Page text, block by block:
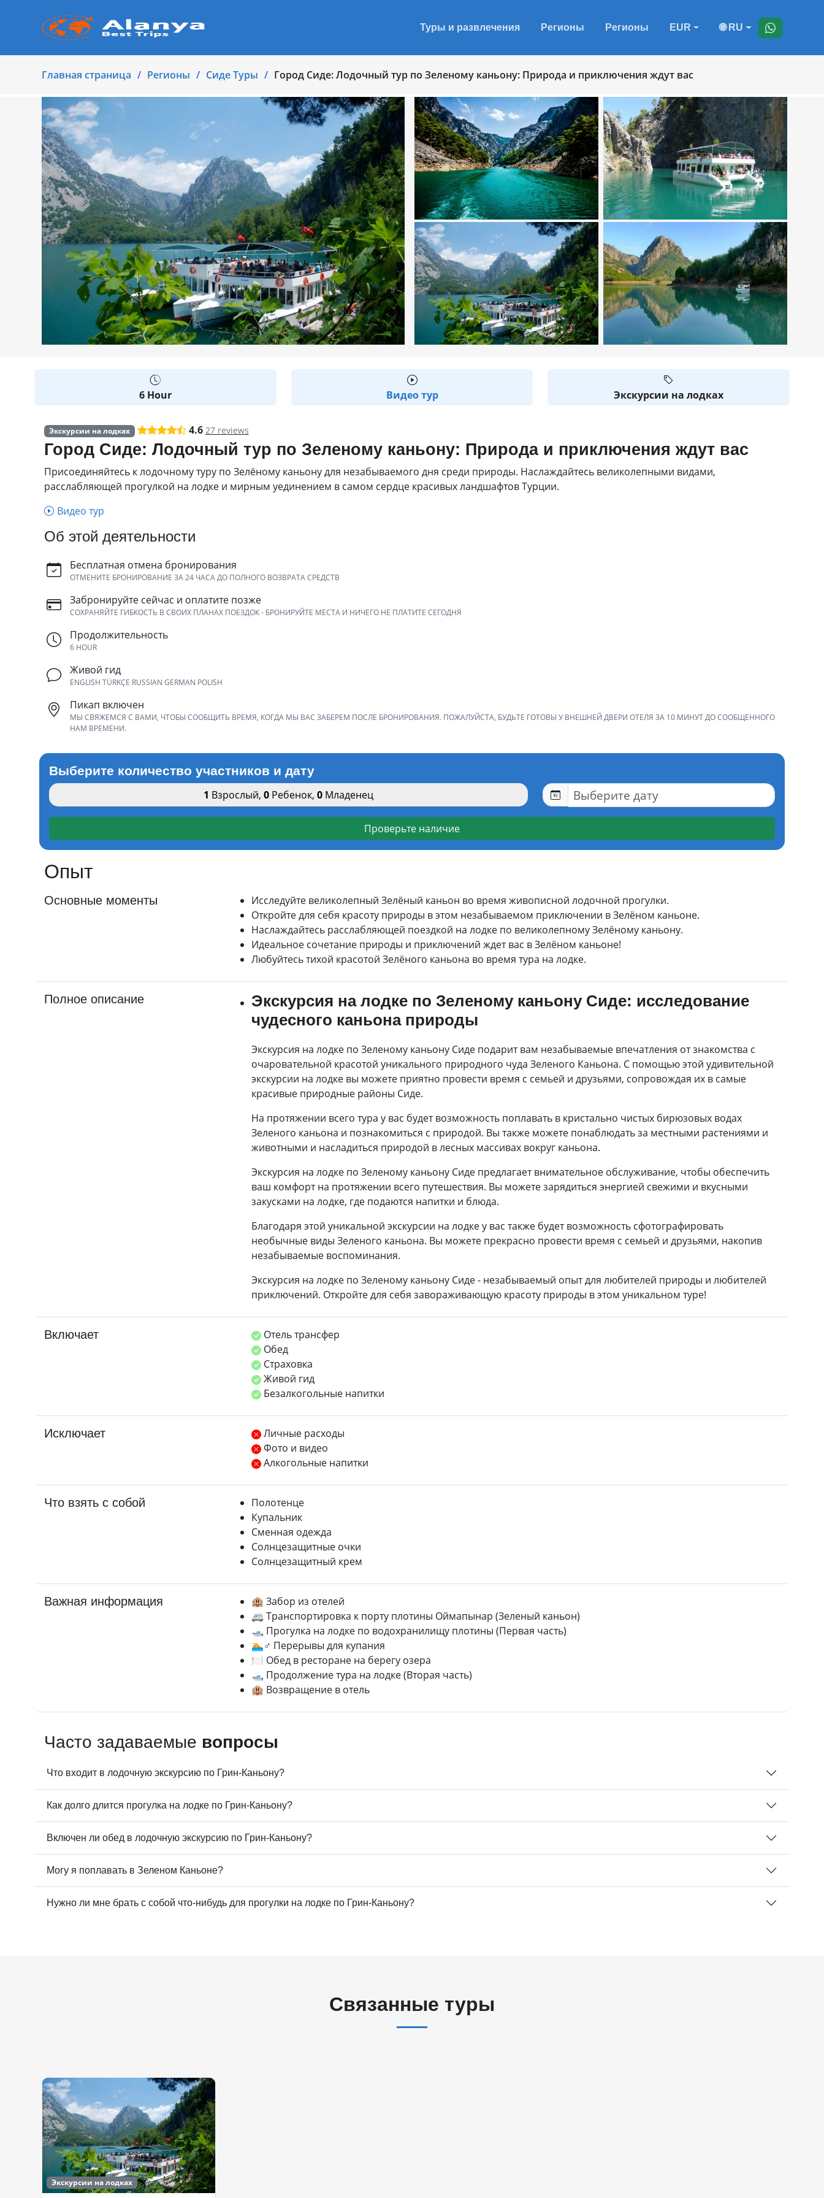
Туры и развлечения Регионы Регионы EUR 🌐 RU
Главная страница Регионы Cиде Туры Город Сиде: Лодочный тур по Зеленому каньону: Природа и приключения ждут вас
6 Hour Видео тур Экскурсии на лодках
Экскурсии на лодках 4.6 27 reviews
Город Сиде: Лодочный тур по Зеленому каньону: Природа и приключения ждут вас
Присоединяйтесь к лодочному туру по Зелёному каньону для незабываемого дня среди природы. Наслаждайтесь великолепными видами,
расслабляющей прогулкой на лодке и мирным уединением в самом сердце красивых ландшафтов Турции.
Видео тур
Об этой деятельности
Бесплатная отмена бронирования
ОТМЕНИТЕ БРОНИРОВАНИЕ ЗА 24 ЧАСА ДО ПОЛНОГО ВОЗВРАТА СРЕДСТВ
Забронируйте сейчас и оплатите позже
СОХРАНЯЙТЕ ГИБКОСТЬ В СВОИХ ПЛАНАХ ПОЕЗДОК - БРОНИРУЙТЕ МЕСТА И НИЧЕГО НЕ ПЛАТИТЕ СЕГОДНЯ
Продолжительность
6 HOUR
Живой гид
ENGLISH TÜRKÇE RUSSIAN GERMAN POLISH
Пикап включен
МЫ СВЯЖЕМСЯ С ВАМИ, ЧТОБЫ СООБЩИТЬ ВРЕМЯ, КОГДА МЫ ВАС ЗАБЕРЕМ ПОСЛЕ БРОНИРОВАНИЯ. ПОЖАЛУЙСТА, БУДЬТЕ ГОТОВЫ У ВНЕШНЕЙ ДВЕРИ ОТЕЛЯ ЗА 10 МИНУТ ДО СООБЩЕННОГО
НАМ ВРЕМЕНИ.
Выберите количество участников и дату
1 Взрослый,0 Ребенок,0 Младенец
Проверьте наличие
Опыт
Основные моменты
Исследуйте великолепный Зелёный каньон во время живописной лодочной прогулки.
Откройте для себя красоту природы в этом незабываемом приключении в Зелёном каньоне.
Наслаждайтесь расслабляющей поездкой на лодке по великолепному Зелёному каньону.
Идеальное сочетание природы и приключений ждет вас в Зелёном каньоне!
Любуйтесь тихой красотой Зелёного каньона во время тура на лодке.
Полное описание
Экскурсия на лодке по Зеленому каньону Сиде: исследование
чудесного каньона природы
Экскурсия на лодке по Зеленому каньону Сиде подарит вам незабываемые впечатления от знакомства с
очаровательной красотой уникального природного чуда Зеленого Каньона. С помощью этой удивительной
экскурсии на лодке вы можете приятно провести время с семьей и друзьями, сопровождая их в самые
красивые природные районы Сиде.
На протяжении всего тура у вас будет возможность поплавать в кристально чистых бирюзовых водах
Зеленого каньона и познакомиться с природой. Вы также можете понаблюдать за местными растениями и
животными и насладиться природой в лесных массивах вокруг каньона.
Экскурсия на лодке по Зеленому каньону Сиде предлагает внимательное обслуживание, чтобы обеспечить
ваш комфорт на протяжении всего путешествия. Вы можете зарядиться энергией свежими и вкусными
закусками на лодке, где подаются напитки и блюда.
Благодаря этой уникальной экскурсии на лодке у вас также будет возможность сфотографировать
необычные виды Зеленого каньона. Вы можете прекрасно провести время с семьей и друзьями, накопив
незабываемые воспоминания.
Экскурсия на лодке по Зеленому каньону Сиде - незабываемый опыт для любителей природы и любителей
приключений. Откройте для себя завораживающую красоту природы в этом уникальном туре!
Включает
Отель трансфер
Обед
Страховка
Живой гид
Безалкогольные напитки
Исключает
Личные расходы
Фото и видео
Алкогольные напитки
Что взять с собой
Полотенце
Купальник
Сменная одежда
Солнцезащитные очки
Солнцезащитный крем
Важная информация
🏨 Забор из отелей
🚐 Транспортировка к порту плотины Оймапынар (Зеленый каньон)
🛥️ Прогулка на лодке по водохранилищу плотины (Первая часть)
🏊♂️ Перерывы для купания
🍽️ Обед в ресторане на берегу озера
🛥️ Продолжение тура на лодке (Вторая часть)
🏨 Возвращение в отель
Часто задаваемые вопросы
Что входит в лодочную экскурсию по Грин-Каньону?
Как долго длится прогулка на лодке по Грин-Каньону?
Включен ли обед в лодочную экскурсию по Грин-Каньону?
Могу я поплавать в Зеленом Каньоне?
Нужно ли мне брать с собой что-нибудь для прогулки на лодке по Грин-Каньону?
Связанные туры
Экскурсии на лодках